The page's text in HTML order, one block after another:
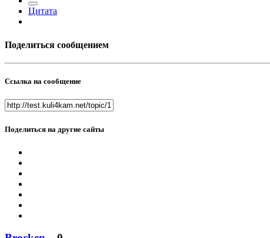
Цитата
Поделиться сообщением
Ссылка на сообщение
Поделиться на другие сайты